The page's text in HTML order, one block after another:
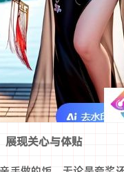
展现关心与体贴